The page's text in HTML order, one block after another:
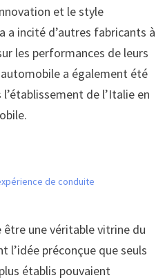
et le style
a incité d’autres fabricants à
les performances de leurs
a également été
de l’Italie en
de conduite
être une véritable vitrine du
l’idée préconçue que seuls
établis pouvaient